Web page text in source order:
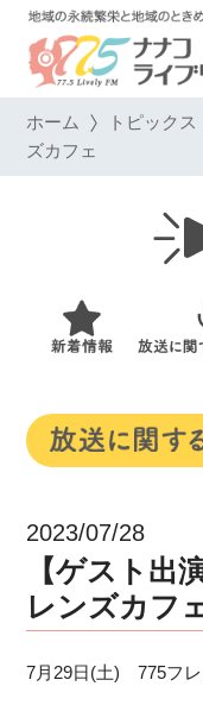
ホーム トピックス
ズカフェ
2023/07/28
【ゲスト出
レンズカフ
7月29日(土) 775フレ